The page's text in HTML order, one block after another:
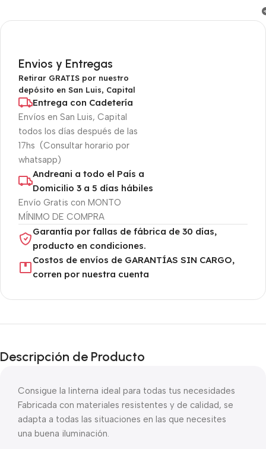
Envios y Entregas
Retirar GRATIS por nuestro
depósito en San Luis, Capital
Entrega con Cadetería
Envíos en San Luis, Capital
todos los días después de las
17hs (Consultar horario por
whatsapp)
Andreani a todo el País a
Domicilio 3 a 5 días hábiles
Envío Gratis con MONTO
MÍNIMO DE COMPRA
Garantía por fallas de fábrica de 30 días,
producto en condiciones.
Costos de envíos de GARANTÍAS SIN CARGO,
corren por nuestra cuenta
Descripción de Producto
Consigue la linterna ideal para todas tus necesidades
Fabricada con materiales resistentes y de calidad, se
adapta a todas las situaciones en las que necesites
una buena iluminación.